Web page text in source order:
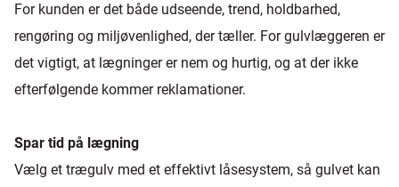
For kunden er det både udseende, trend, holdbarhed,
rengøring og miljøvenlighed, der tæller. For gulvlæggeren er
det vigtigt, at lægninger er nem og hurtig, og at der ikke
efterfølgende kommer reklamationer.
Spar tid på lægning
Vælg et trægulv med et effektivt låsesystem, så gulvet kan